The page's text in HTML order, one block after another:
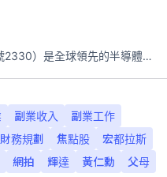
台積電（tSMC；股票代號2330）是全球領先的半導體代工公司，成立於1987年，總部位於台灣新竹。且已於美國、日本、德國及中國設廠，台積電是全球首家專業積體電路製造服務公司，也是全球最先進和最大規模的半導體代工廠。
副業收入
副業工作
財務規劃 焦點股
宏都拉斯
網拍 輝達 黃仁勳
父母